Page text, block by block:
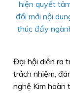
hiện quyết
đổi mới nội
thúc đẩy
Đại hội diễn ra
trách nhiệm,
nghệ Kim hoàn